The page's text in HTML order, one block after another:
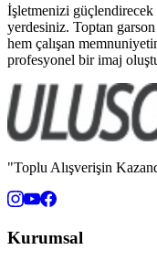
İşletmenizi
yerdesiniz. Toptan
hem çalışan
profesyonel bir imaj
"Toplu Alışverişin
Kurumsal